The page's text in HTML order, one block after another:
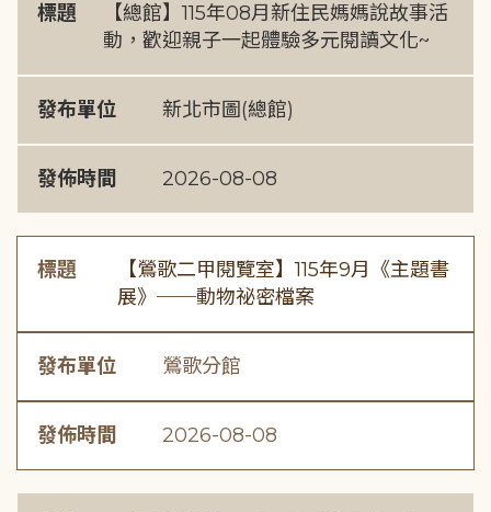
標題
【總館】115年08月新住民媽媽說故事活
動，歡迎親子一起體驗多元閱讀文化~
發布單位 新北市圖(總館)
發佈時間 2026-08-08
標題
【鶯歌二甲閱覽室】115年9月《主題書
展》──動物祕密檔案
發布單位 鶯歌分館
發佈時間 2026-08-08